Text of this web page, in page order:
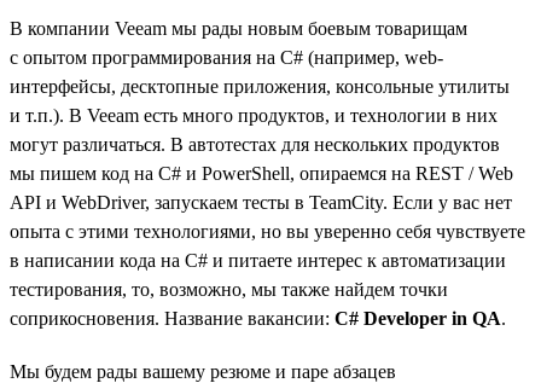
В компании Veeam мы рады новым боевым товарищам
с опытом программирования на C# (например, web-
интерфейсы, десктопные приложения, консольные утилиты
и т.п.). В Veeam есть много продуктов, и технологии в них
могут различаться. В автотестах для нескольких продуктов
мы пишем код на C# и PowerShell, опираемся на REST / Web
API и WebDriver, запускаем тесты в TeamCity. Если у вас нет
опыта с этими технологиями, но вы уверенно себя чувствуете
в написании кода на C# и питаете интерес к автоматизации
тестирования, то, возможно, мы также найдем точки
соприкосновения. Название вакансии: C# Developer in QA.
Мы будем рады вашему резюме и паре абзацев